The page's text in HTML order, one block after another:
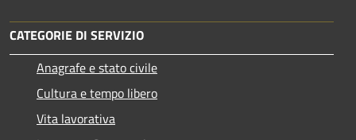
CATEGORIE DI SERVIZIO
Anagrafe e stato civile
Cultura e tempo libero
Vita lavorativa